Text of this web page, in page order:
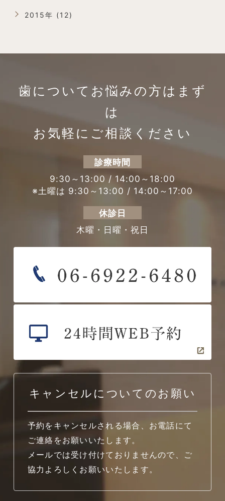
2015年 (12)
歯についてお悩みの方は まず
は
お気軽にご相談ください
診療時間
9:30～13:00 / 14:00～18:00
※土曜は 9:30～13:00 / 14:00～17:00
休診日
木曜・日曜・祝日
キャンセルについてのお願い
予約をキャンセルされる場合、お電話にて
ご連絡をお願いいたします。
メールでは受け付けておりませんので、ご
協力よろしくお願いいたします。